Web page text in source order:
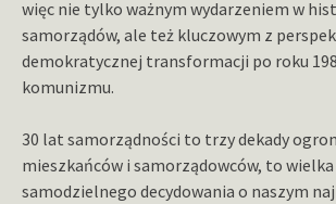
więc nie tylko ważnym wydarzeniem w
samorządów, ale też kluczowym z
demokratycznej transformacji po roku
komunizmu.
30 lat samorządności to trzy dekady
mieszkańców i samorządowców, to
samodzielnego decydowania o naszym